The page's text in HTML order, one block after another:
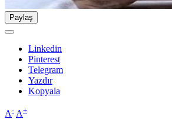
Paylaş
Linkedin
Pinterest
Telegram
Yazdır
Kopyala
A- A+